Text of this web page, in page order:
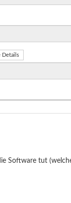
Details
Software tut